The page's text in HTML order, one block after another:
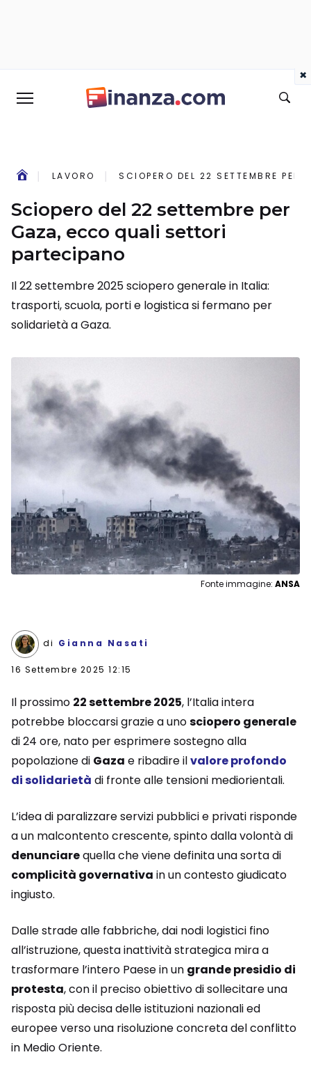
LAVORO SCIOPERO DEL 22 SETTEMBRE
Sciopero del 22 settembre per
Gaza, ecco quali settori
partecipano
Il 22 settembre 2025 sciopero generale in Italia:
trasporti, scuola, porti e logistica si fermano per
solidarietà a Gaza.
Fonte immagine: ANSA
di Gianna Nasati
16 Settembre 2025 12:15
Il prossimo 22 settembre 2025, l’Italia intera
potrebbe bloccarsi grazie a unosciopero generale
di 24 ore, nato per esprimere sostegno alla
popolazione di Gaza e ribadire ilvalore profondo
di solidarietà di fronte alle tensioni mediorientali.
L’idea di paralizzare servizi pubblici e privati risponde
a un malcontento crescente, spinto dalla volontà di
denunciarequella che viene definita una sorta di
complicità governativa in un contesto giudicato
ingiusto.
Dalle strade alle fabbriche, dai nodi logistici fino
all’istruzione, questa inattività strategica mira a
trasformare l’intero Paese in un grande presidio di
protesta, con il preciso obiettivo di sollecitare una
risposta più decisa delle istituzioni nazionali ed
europee verso una risoluzione concreta del conflitto
in Medio Oriente.
×